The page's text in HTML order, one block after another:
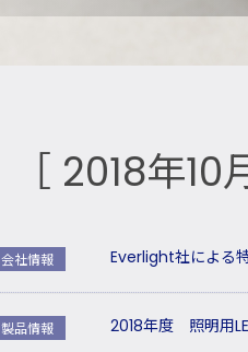
［ 2018年10
会社情報 Everlight社による
製品情報 2018年度 照明用